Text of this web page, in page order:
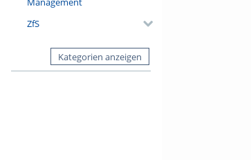
ZfS
Kategorien anzeigen